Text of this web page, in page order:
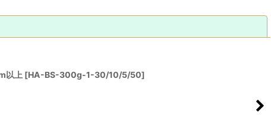
以上 [HA-BS-300g-1-30/10/5/50]